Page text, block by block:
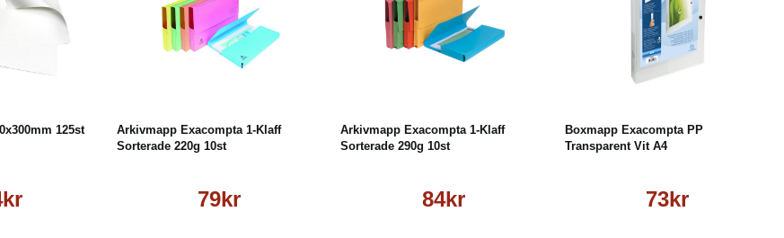
125st
Läs mer
Arkivmapp Exacompta 1-Klaff
Sorterade 220g 10st
79kr
Arkivmapp Exacompta 1-Klaff
Sorterade 290g 10st
84kr
Boxmapp Exacompta PP
Transparent Vit A4
73kr